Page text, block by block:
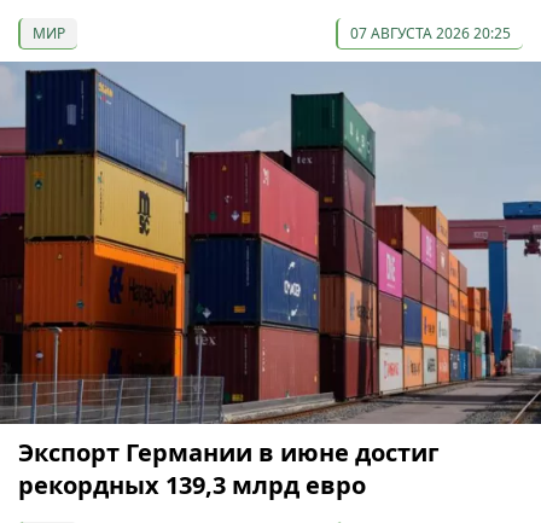
МИР 07 АВГУСТА 2026 20:25
Экспорт Германии в июне достиг
рекордных 139,3 млрд евро